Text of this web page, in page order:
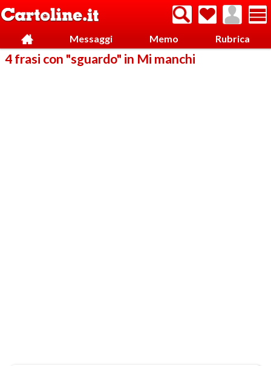
Messaggi Memo Rubrica
4 frasi con "sguardo" in Mi manchi